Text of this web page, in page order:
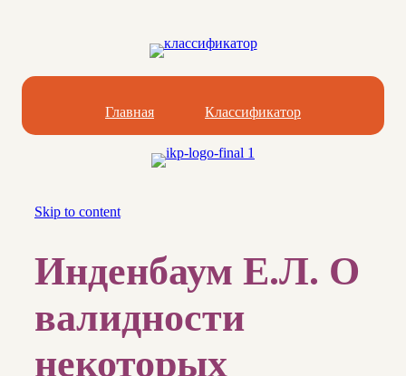
Главная Классификатор
Skip to content
Инденбаум Е.Л. О
валидности
некоторых